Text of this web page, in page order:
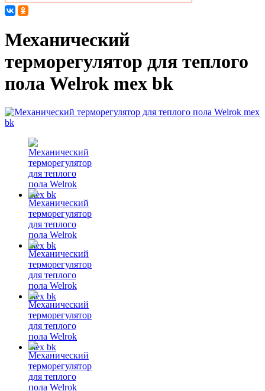
Механический
терморегулятор для теплого
пола Welrok mex bk